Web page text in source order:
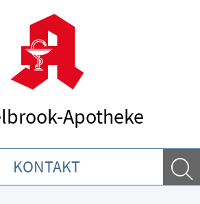
Apotheke
KONTAKT